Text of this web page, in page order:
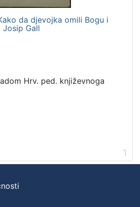
da djevojka omili Bogu i
Josip Gall
Hrv. ped. književnoga
1